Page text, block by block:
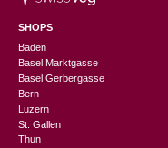
SHOPS
Baden
Basel Marktgasse
Basel Gerbergasse
Bern
Luzern
St. Gallen
Thun